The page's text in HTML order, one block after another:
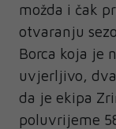
možda i čak
otvaranju
Borca koja je
uvjerljivo,
da je ekipa
poluvrijeme